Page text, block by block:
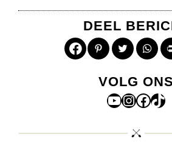
DEEL
PinterestTwitter
VOLG ONS
YouTube